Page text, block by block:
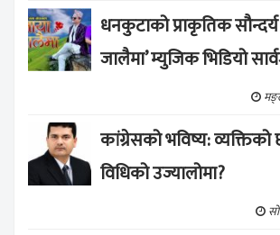
धनकुटाको प्राकृतिक
जालैमा’ म्युजिक भिडियो
कांग्रेसको भविष्य: व्यक्तिको
विधिको उज्यालोमा?